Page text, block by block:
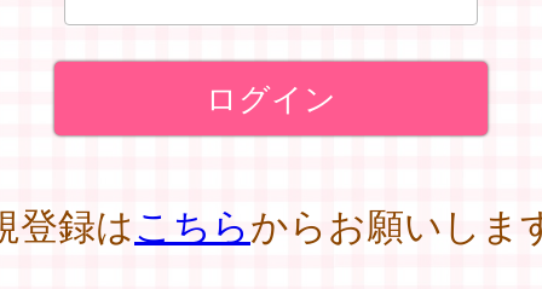
登録はこちらからお願いしま